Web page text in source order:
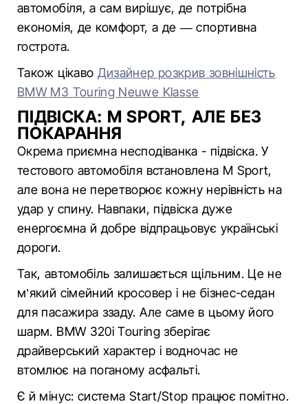
автомобіля, а сам вирішує, де потрібна
економія, де комфорт, а де — спортивна
гострота.
Також цікаво Дизайнер розкрив зовнішність
BMW M3 Touring Neuwe Klasse
ПІДВІСКА: M SPORT, АЛЕ БЕЗ
ПОКАРАННЯ
Окрема приємна несподіванка - підвіска. У
тестового автомобіля встановлена M Sport,
але вона не перетворює кожну нерівність на
удар у спину. Навпаки, підвіска дуже
енергоємна й добре відпрацьовує українські
дороги.
Так, автомобіль залишається щільним. Це не
м’який сімейний кросовер і не бізнес-седан
для пасажира ззаду. Але саме в цьому його
шарм. BMW 320i Touring зберігає
драйверський характер і водночас не
втомлює на поганому асфальті.
Є й мінус: система Start/Stop працює помітно.